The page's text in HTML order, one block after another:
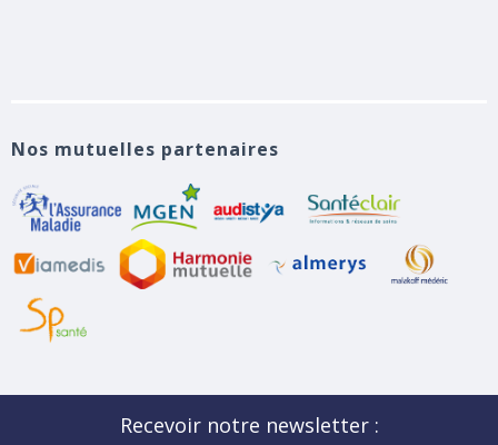
Nos mutuelles partenaires
Recevoir notre newsletter :